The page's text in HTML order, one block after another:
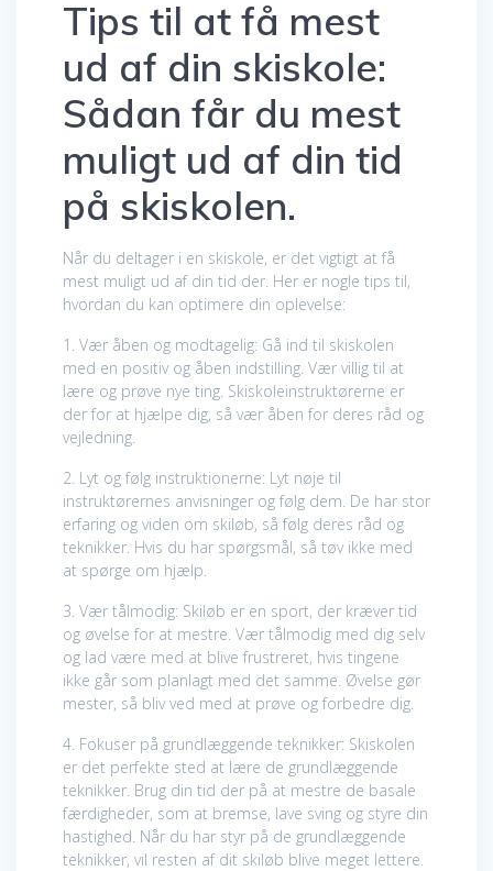
Tips til at få mest
ud af din skiskole:
Sådan får du mest
muligt ud af din tid
på skiskolen.
Når du deltager i en skiskole, er det vigtigt at få
mest muligt ud af din tid der. Her er nogle tips til,
hvordan du kan optimere din oplevelse:
1. Vær åben og modtagelig: Gå ind til skiskolen
med en positiv og åben indstilling. Vær villig til at
lære og prøve nye ting. Skiskoleinstruktørerne er
der for at hjælpe dig, så vær åben for deres råd og
vejledning.
2. Lyt og følg instruktionerne: Lyt nøje til
instruktørernes anvisninger og følg dem. De har stor
erfaring og viden om skiløb, så følg deres råd og
teknikker. Hvis du har spørgsmål, så tøv ikke med
at spørge om hjælp.
3. Vær tålmodig: Skiløb er en sport, der kræver tid
og øvelse for at mestre. Vær tålmodig med dig selv
og lad være med at blive frustreret, hvis tingene
ikke går som planlagt med det samme. Øvelse gør
mester, så bliv ved med at prøve og forbedre dig.
4. Fokuser på grundlæggende teknikker: Skiskolen
er det perfekte sted at lære de grundlæggende
teknikker. Brug din tid der på at mestre de basale
færdigheder, som at bremse, lave sving og styre din
hastighed. Når du har styr på de grundlæggende
teknikker, vil resten af dit skiløb blive meget lettere.